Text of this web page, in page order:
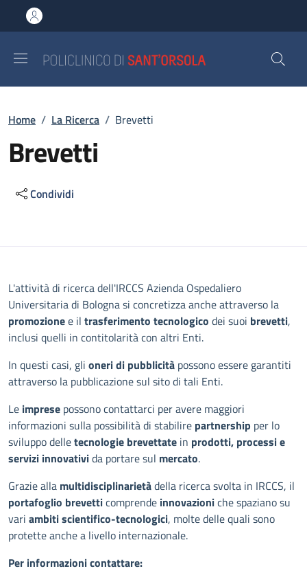
al contenuto principale
to footer content
Briciole di pane
Home / La Ricerca / Brevetti
Brevetti
Condividi
Descrizione
L'attività di ricerca dell'IRCCS Azienda Ospedaliero
Universitaria di Bologna si concretizza anche attraverso la
promozionee il trasferimento tecnologico dei suoi brevetti,
inclusi quelli in contitolarità con altri Enti.
In questi casi, gli oneri di pubblicità possono essere garantiti
attraverso la pubblicazione sul sito di tali Enti.
Le imprese possono contattarci per avere maggiori
informazioni sulla possibilità di stabilire partnership per lo
sviluppo delletecnologie brevettate in prodotti, processi e
servizi innovativida portare sul mercato.
Grazie alla multidisciplinarietàdella ricerca svolta in IRCCS, il
portafoglio brevetticomprende innovazioniche spaziano su
vari ambiti scientifico-tecnologici, molte delle quali sono
protette anche a livello internazionale.
Per informazioni contattare: